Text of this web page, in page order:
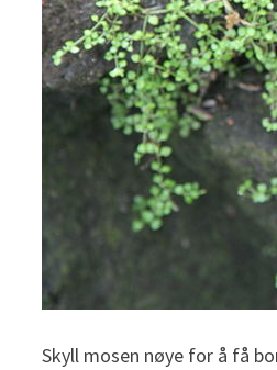
Skyll mosen nøye for å få